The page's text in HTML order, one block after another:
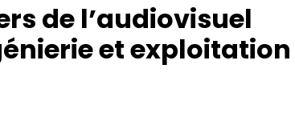
de l’audiovisuel
et exploitation